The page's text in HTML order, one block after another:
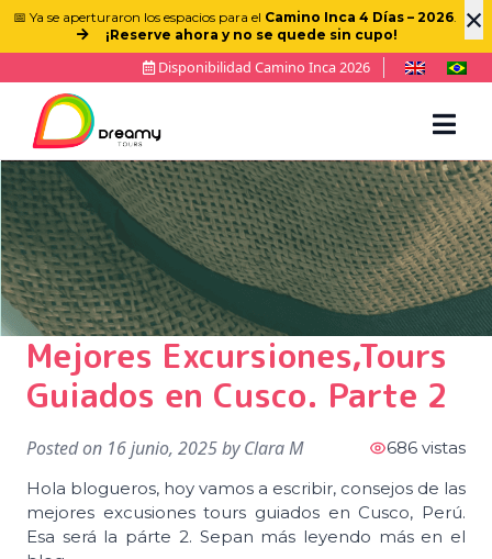
×
📅 Ya se aperturaron los espacios para el Camino Inca 4 Días – 2026.
¡Reserve ahora y no se quede sin cupo!
Disponibilidad Camino Inca 2026
Mejores Excursiones,Tours
Guiados en Cusco. Parte 2
Posted on 16 junio, 2025byClara M
686 vistas
Hola blogueros, hoy vamos a escribir, consejos de las
mejores excusiones tours guiados en Cusco, Perú.
Esa será la párte 2. Sepan más leyendo más en el